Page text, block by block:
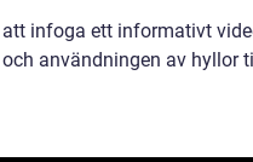
infoga ett informativt
användningen av hyllor